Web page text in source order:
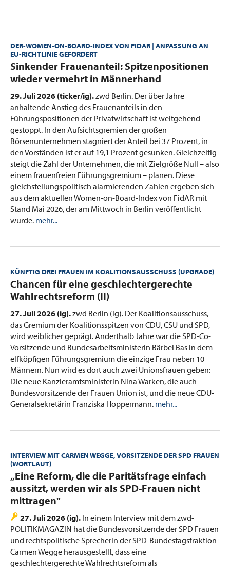
DER-WOMEN-ON-BOARD-INDEX VON FIDAR | ANPASSUNG AN
EU-RICHTLINIE GEFORDERT
:Sinkender Frauenanteil: Spitzenpositionen
wieder vermehrt in Männerhand
29. Juli 2026 (ticker/ig).zwd Berlin. Der über Jahre
anhaltende Anstieg des Frauenanteils in den
Führungspositionen der Privatwirtschaft ist weitgehend
gestoppt. In den Aufsichtsgremien der großen
Börsenunternehmen stagniert der Anteil bei 37 Prozent, in
den Vorständen ist er auf 19,1 Prozent gesunken. Gleichzeitig
steigt die Zahl der Unternehmen, die mit Zielgröße Null – also
einem frauenfreien Führungsgremium – planen. Diese
gleichstellungspolitisch alarmierenden Zahlen ergeben sich
aus dem aktuellen Women-on-Board-Index von FidAR mit
Stand Mai 2026, der am Mittwoch in Berlin veröffentlicht
wurde. mehr...
KÜNFTIG DREI FRAUEN IM KOALITIONSAUSSCHUSS (UPGRADE)
:Chancen für eine geschlechtergerechte
Wahlrechtsreform (II)
27. Juli 2026 (ig).zwd Berlin (ig). Der Koalitionsausschuss,
das Gremium der Koalitionsspitzen von CDU, CSU und SPD,
wird weiblicher geprägt. Anderthalb Jahre war die SPD-Co-
Vorsitzende und Bundesarbeitsministerin Bärbel Bas in dem
elfköpfigen Führungsgremium die einzige Frau neben 10
Männern. Nun wird es dort auch zwei Unionsfrauen geben:
Die neue Kanzleramtsministerin Nina Warken, die auch
Bundesvorsitzende der Frauen Union ist, und die neue CDU-
Generalsekretärin Franziska Hoppermann. mehr...
INTERVIEW MIT CARMEN WEGGE, VORSITZENDE DER SPD FRAUEN
(WORTLAUT)
„Eine Reform, die die Paritätsfrage einfach
aussitzt, werden wir als SPD-Frauen nicht
mittragen"
27. Juli 2026 (ig). In einem Interview mit dem zwd-
POLITIKMAGAZIN hat die Bundesvorsitzende der SPD Frauen
und rechtspolitische Sprecherin der SPD-Bundestagsfraktion
Carmen Wegge herausgestellt, dass eine
geschlechtergerechte Wahlrechtsreform als